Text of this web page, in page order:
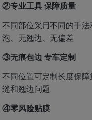
②专业工具 保障质量
不同部位采用不同的手
泡、无翘边、无偏差
③无痕包边 专车定制
不同位置可定制长度保
缝和翘边问题
④零风险贴膜